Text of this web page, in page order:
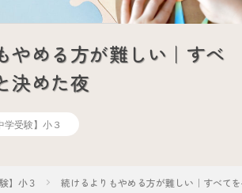
やめる方が難しい｜すべ
決めた夜
学受験】小３
】小３ 続けるよりもやめる方が難しい｜すべて